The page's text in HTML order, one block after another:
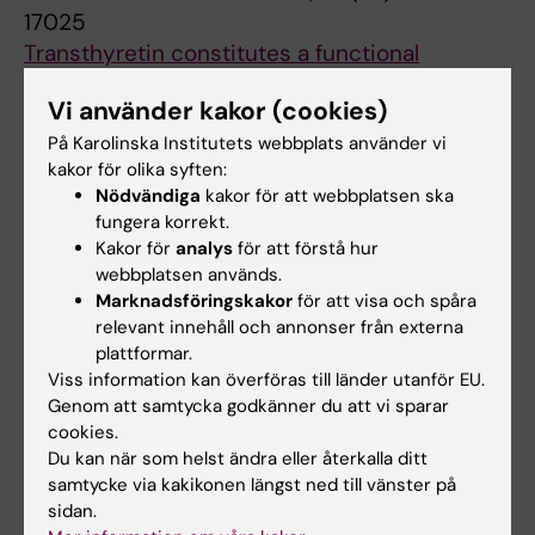
17025
Transthyretin constitutes a functional
secretion coupling
Refai E; Dekki N; Yang SN; Imreh G; Cabrera O;
Yu LN; Yang G; Norgren S; Rössner SM;
Inverardi L; Ricordi C; Olivecrona G;
Andersson M; Jörnvall H; Berggren PO; Juntti-
Berggren L
Alla övriga publikationer
REVIEW:PATIENT EDUCATION AND
COUNSELING.2023;116:107933
Which diabetes specific patient reported
outcomes should be measured in routine
care? A systematic review to inform a core
outcome set for adults with Type 1 and 2
diabetes mellitus: The European Health
Vi använder kakor (cookies)
På Karolinska Institutets webbplats använder vi
kakor för olika syften:
Nödvändiga kakor för att webbplatsen ska
fungera korrekt.
Kakor för analys för att förstå hur
webbplatsen används.
Marknadsföringskakor för att visa och spåra
relevant innehåll och annonser från externa
plattformar.
Viss information kan överföras till länder utanför EU.
Genom att samtycka godkänner du att vi sparar
cookies.
Du kan när som helst ändra eller återkalla ditt
samtycke via kakikonen längst ned till vänster på
sidan.